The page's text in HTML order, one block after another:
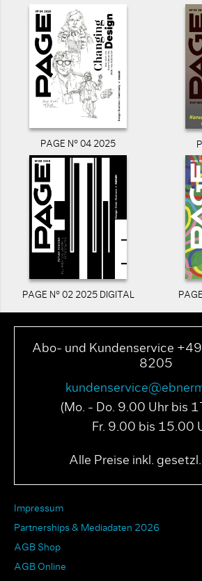
PAGE N° 04 2025
PAGE N° 02 2025 DIGITAL
Abo- und Kundenservice
8205
(Mo. - Do. 9.00 Uhr bis
Fr. 9.00 bis 15.00
Alle Preise inkl.
Impressum
Partnerships & Mediadaten 2026
AGB Shop
AGB Online